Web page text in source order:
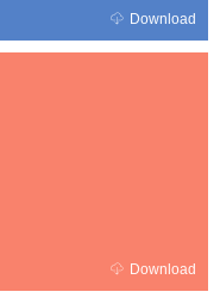
Download
Download